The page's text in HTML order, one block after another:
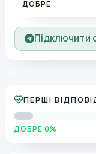
ДОБРЕ
Підключити
ПЕРШІ
ДОБРЕ 0%